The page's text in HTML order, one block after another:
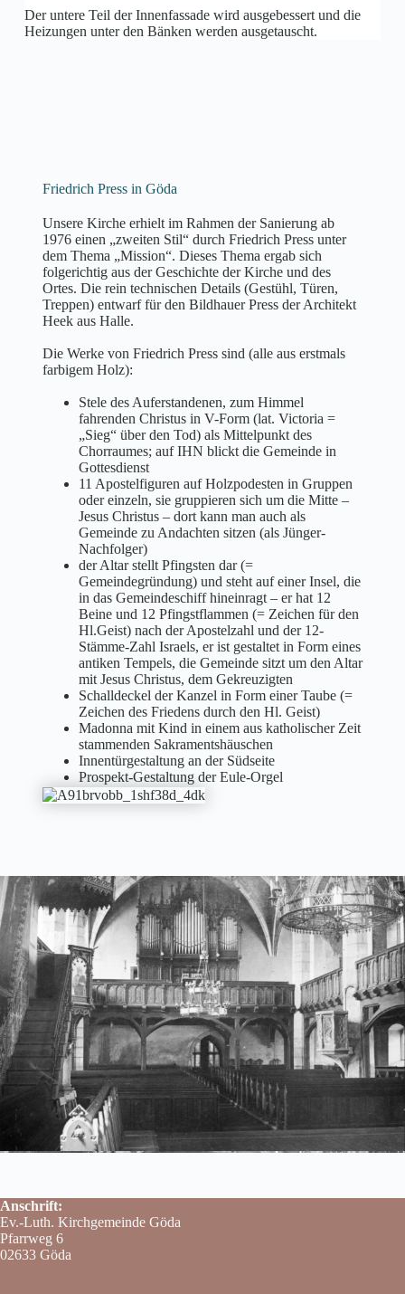
Der untere Teil der Innenfassade wird ausgebessert und die
Heizungen unter den Bänken werden ausgetauscht.
Friedrich Press in Göda
Unsere Kirche erhielt im Rahmen der Sanierung ab
1976 einen „zweiten Stil“ durch Friedrich Press unter
dem Thema „Mission“. Dieses Thema ergab sich
folgerichtig aus der Geschichte der Kirche und des
Ortes. Die rein technischen Details (Gestühl, Türen,
Treppen) entwarf für den Bildhauer Press der Architekt
Heek aus Halle.
Die Werke von Friedrich Press sind (alle aus erstmals
farbigem Holz):
Stele des Auferstandenen, zum Himmel
fahrenden Christus in V-Form (lat. Victoria =
„Sieg“ über den Tod) als Mittelpunkt des
Chorraumes; auf IHN blickt die Gemeinde in
Gottesdienst
11 Apostelfiguren auf Holzpodesten in Gruppen
oder einzeln, sie gruppieren sich um die Mitte –
Jesus Christus – dort kann man auch als
Gemeinde zu Andachten sitzen (als Jünger-
Nachfolger)
der Altar stellt Pfingsten dar (=
Gemeindegründung) und steht auf einer Insel, die
in das Gemeindeschiff hineinragt – er hat 12
Beine und 12 Pfingstflammen (= Zeichen für den
Hl.Geist) nach der Apostelzahl und der 12-
Stämme-Zahl Israels, er ist gestaltet in Form eines
antiken Tempels, die Gemeinde sitzt um den Altar
mit Jesus Christus, dem Gekreuzigten
Schalldeckel der Kanzel in Form einer Taube (=
Zeichen des Friedens durch den Hl. Geist)
Madonna mit Kind in einem aus katholischer Zeit
stammenden Sakramentshäuschen
Innentürgestaltung an der Südseite
Prospekt-Gestaltung der Eule-Orgel
Anschrift:
Ev.-Luth. Kirchgemeinde Göda
Pfarrweg 6
02633 Göda